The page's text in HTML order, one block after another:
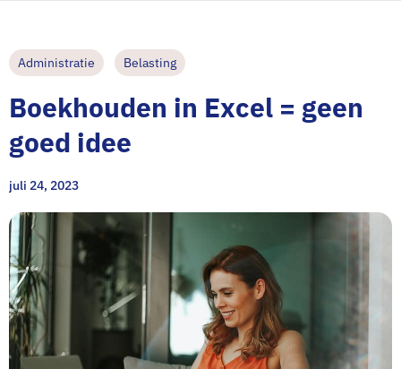
Administratie Belasting
Boekhouden in Excel = geen
goed idee
juli 24, 2023